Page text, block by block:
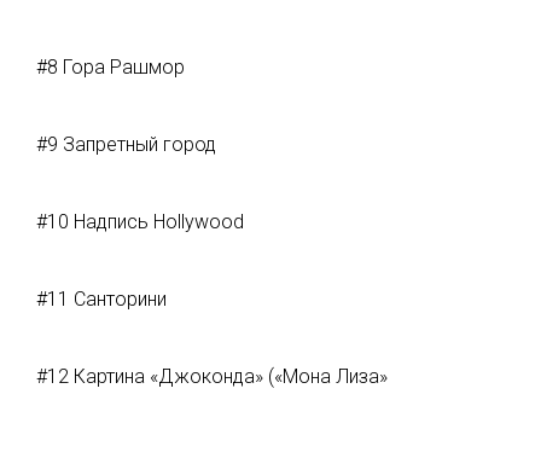
#8 Гора Рашмор
#9 Запретный город
#10 Надпись Hollywood
#11 Санторини
#12 Картина «Джоконда» («Мона Лиза»